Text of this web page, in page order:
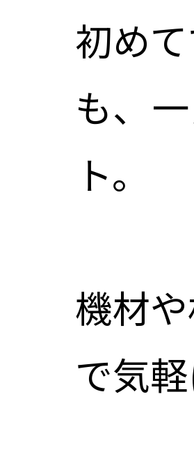
初め
も、
ト。
機材
で気